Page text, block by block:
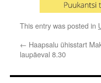
This entry was posted in
← Haapsalu ühisstart
laupäeval 8.30